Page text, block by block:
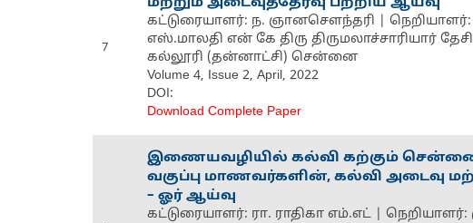
7
கட்டுரையாளர்: ந. ஞானசௌந்தரி |
எஸ்.மாலதி என் கே திரு திருமலாச்சாரியார்
கல்லூரி (தன்னாட்சி) சென்னை
Volume 4, Issue 2, April, 2022
DOI:
Download Complete Paper
இணையவழியில் கல்வி கற்கும்
வகுப்பு மாணவர்களின், கல்வி அடைவு
– ஓர் ஆய்வு
கட்டுரையாளர்: ரா. ராதிகா எம்.எட் |